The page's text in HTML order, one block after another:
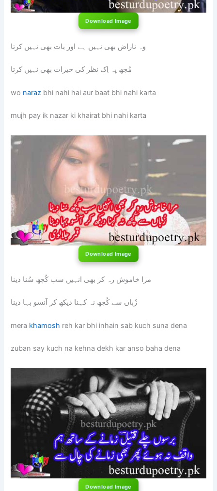
Download Image
وہ ناراض بھی نہیں ہے اور بات بھی نہیں کرتا
مُجھ پہ اِک نظر کی خیرات بھی نہیں کرتا
wo naraz bhi nahi hai aur baat bhi nahi karta
mujh pay ik nazar ki khairat bhi nahi karta
Download Image
مرا خاموش رہ کر بھی انہیں سب کُچھ سُنا دینا
زُباں سے کُچھ نہ کہنا دیکھ کر آنسو بہا دینا
mera khamosh reh kar bhi inhain sab kuch suna dena
zuban say kuch na kehna dekh kar anso baha dena
Download Image